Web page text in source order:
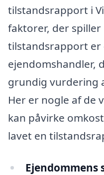
tilstandsrapport i
faktorer, der spiller
tilstandsrapport er
ejendomshandler,
grundig vurdering
Her er nogle af de
kan påvirke
lavet en
Ejendommens